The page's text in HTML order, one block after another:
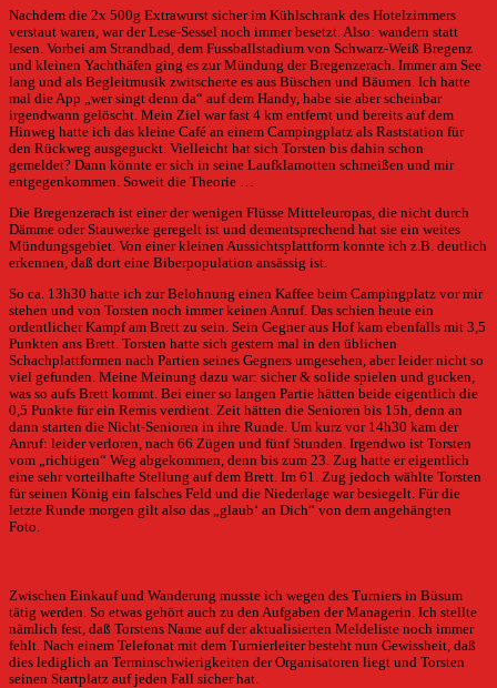
Nachdem die 2x 500g Extrawurst sicher im Kühlschrank des Hotelzimmers
verstaut waren, war der Lese-Sessel noch immer besetzt. Also: wandern statt
lesen. Vorbei am Strandbad, dem Fussballstadium von Schwarz-Weiß Bregenz
und kleinen Yachthäfen ging es zur Mündung der Bregenzerach. Immer am See
lang und als Begleitmusik zwitscherte es aus Büschen und Bäumen. Ich hatte
mal die App „wer singt denn da“ auf dem Handy, habe sie aber scheinbar
irgendwann gelöscht. Mein Ziel war fast 4 km entfernt und bereits auf dem
Hinweg hatte ich das kleine Café an einem Campingplatz als Raststation für
den Rückweg ausgeguckt. Vielleicht hat sich Torsten bis dahin schon
gemeldet? Dann könnte er sich in seine Laufklamotten schmeißen und mir
entgegenkommen. Soweit die Theorie …
Die Bregenzerach ist einer der wenigen Flüsse Mitteleuropas, die nicht durch
Dämme oder Stauwerke geregelt ist und dementsprechend hat sie ein weites
Mündungsgebiet. Von einer kleinen Aussichtsplattform konnte ich z.B. deutlich
erkennen, daß dort eine Biberpopulation ansässig ist.
So ca. 13h30 hatte ich zur Belohnung einen Kaffee beim Campingplatz vor mir
stehen und von Torsten noch immer keinen Anruf. Das schien heute ein
ordentlicher Kampf am Brett zu sein. Sein Gegner aus Hof kam ebenfalls mit 3,5
Punkten ans Brett. Torsten hatte sich gestern mal in den üblichen
Schachplattformen nach Partien seines Gegners umgesehen, aber leider nicht so
viel gefunden. Meine Meinung dazu war: sicher & solide spielen und gucken,
was so aufs Brett kommt. Bei einer so langen Partie hätten beide eigentlich die
0,5 Punkte für ein Remis verdient. Zeit hätten die Senioren bis 15h, denn an
dann starten die Nicht-Senioren in ihre Runde. Um kurz vor 14h30 kam der
Anruf: leider verloren, nach 66 Zügen und fünf Stunden. Irgendwo ist Torsten
vom „richtigen“ Weg abgekommen, denn bis zum 23. Zug hatte er eigentlich
eine sehr vorteilhafte Stellung auf dem Brett. Im 61. Zug jedoch wählte Torsten
für seinen König ein falsches Feld und die Niederlage war besiegelt. Für die
letzte Runde morgen gilt also das „glaub‘ an Dich“ von dem angehängten
Foto.
Zwischen Einkauf und Wanderung musste ich wegen des Turniers in Büsum
tätig werden. So etwas gehört auch zu den Aufgaben der Managerin. Ich stellte
nämlich fest, daß Torstens Name auf der aktualisierten Meldeliste noch immer
fehlt. Nach einem Telefonat mit dem Turnierleiter besteht nun Gewissheit, daß
dies lediglich an Terminschwierigkeiten der Organisatoren liegt und Torsten
seinen Startplatz auf jeden Fall sicher hat.